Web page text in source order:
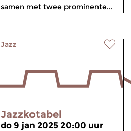
samen met twee prominente...
Jazz
Jazzkotabel
do 9 jan 2025 20:00 uur